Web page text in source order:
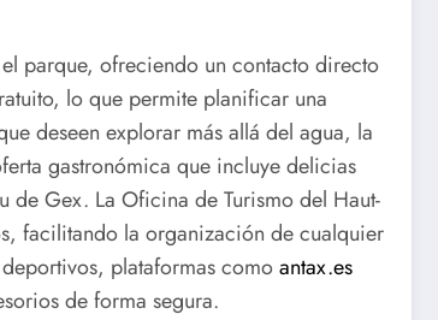
parque, ofreciendo un contacto directo
lo que permite planificar una
deseen explorar más allá del agua, la
gastronómica que incluye delicias
de Gex. La Oficina de Turismo del Haut-
facilitando la organización de cualquier
plataformas comoantax.es
de forma segura.